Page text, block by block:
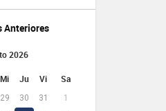
Anteriores
2026
Mi Ju Vi Sa
29 30 31
1